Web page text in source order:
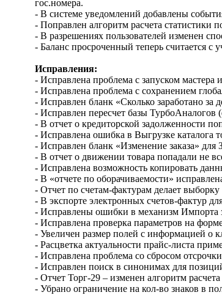
гос.номера.
- В системе уведомлений добавлены
- Поправлен алгоритм расчета статистики
- В разрешениях пользователей изменен
- Баланс просроченный теперь считается с
Исправления:
- Исправлена проблема с запуском
- Исправлена проблема с сохранением
- Исправлен бланк «Сколько заработано за
- Исправлен пересчет базы ТурбоАналогов
- В отчет о кредиторской задолженности
- Исправлена ошибка в Выгрузке каталога
- Исправлен бланк «Изменение заказа» для
- В отчет о движении товара попадали не
- Исправлена возможность копировать
- В «отчете по оборачиваемости»
- Отчет по счетам-фактурам делает
- В экспорте электронных счетов-фактур
- Исправлены ошибки в механизм Импорта
- Исправлена проверка параметров на
- Увеличен размер полей с информацией о
- Расцветка актуальности прайс-листа
- Исправлена проблема со сбросом
- Исправлен поиск в синонимах для
- Отчет Торг-29 – изменен алгоритм
- Убрано ограничение на кол-во знаков в